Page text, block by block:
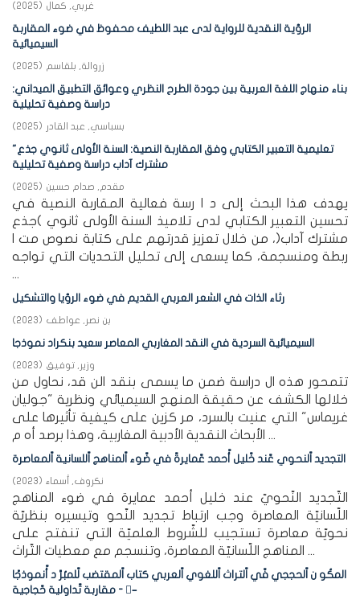
غربي, كمال (
2025
)
الرؤية النقدية للرواية لدى عبد اللطيف محفوظ في ضوء المقاربة
السيميائية
زروالة, بلقاسم (
2025
)
بناء منهاج اللغة العربية بين جودة الطرح النظري وعوائق التطبيق الميداني:
دراسة وصفية تحليلية
بسباسي, عبد القادر (
2025
)
"تعليمية التعبير الكتابي وفق المقاربة النصية: السنة الأولى ثانوي جذع
مشترك آداب دراسة وصفية تحليلية
مقدم, صدام حسين (
2025
)
يهدف هذا البحث إلى د ا رسة فعالية المقاربة النصية في
تحسين التعبير الكتابي لدى تلاميذ السنة الأولى ثانوي )جذع
مشترك آداب(، من خلال تعزيز قدرتهم على كتابة نصوص مت ا
ربطة ومنسجمة، كما يسعى إلى تحليل التحديات التي تواجه
...
رثاء الذات في الشعر العربي القديم في ضوء الرؤيا والتشكيل
بن نصر, عواطف (
2023
)
السيميائية السردية في النقد المغاربي المعاصر سعيد بنكراد نموذجا
وزير, توفيق (
2023
)
تتمحور هذه ال دراسة ضمن ما يسمى بنقد الن قد، نحاول من
خلالها الكشف عن حقيقة المنهج السيميائي ونظرية "جوليان
غريماس" التي عنيت بالسرد، مر كزين على كيفية تأثيرها على
الأبحاث النقدية الأدبية المغاربية، وهذا برصد أه م ...
التجديد اّلنحوي عّند خّليل أّحمد عّمايرةّ في ضّوء اّلمناهج اّللسانية اّلمعاصرة
نكروف, أسماء (
2023
)
التّجديد النّحويّ عند خليل أحمد عمايرة في ضوء المناهج
اللّسانيّة المعاصرة وجب ارتباط تجديد النّحو وتيسيره بنظريّة
نحويّة معاصرة تستجيب للشّروط العلميّة التي تنفتح على
المناهج اللّسانيّة المعاصرة، وتنسجم مع معطيات التّراث ...
المكُو ن اّلحججي فّي اّلتراث اّللغوي اّلعربي كتاب اّلمقتضب لّلمبُرَّ د أّنموذجًا
- مقاربة تّداولية حّجاجية –ّ